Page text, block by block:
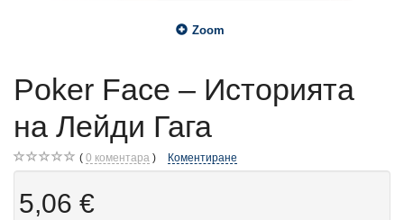
Zoom
Poker Face – Историята
на Лейди Гага
0 коментара Коментиране
5,06 €